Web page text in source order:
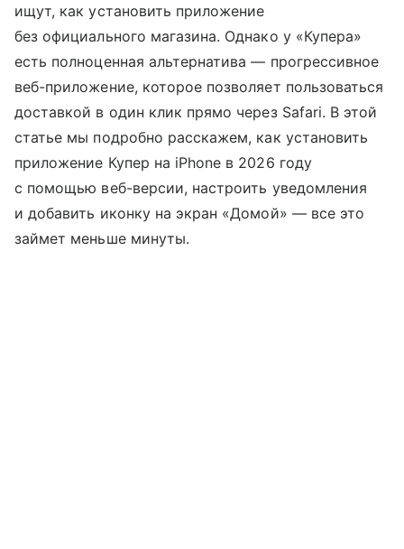
ищут, как установить приложение
без официального магазина. Однако у «Купера»
есть полноценная альтернатива — прогрессивное
веб-приложение, которое позволяет пользоваться
доставкой в один клик прямо через Safari. В этой
статье мы подробно расскажем, как установить
приложение Купер на iPhone в 2026 году
с помощью веб-версии, настроить уведомления
и добавить иконку на экран «Домой» — все это
займет меньше минуты.